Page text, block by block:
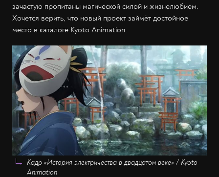
зачастую пропитаны магической силой и жизнелюбием.
Хочется верить, что новый проект займёт достойное
место в каталоге Kyoto Animation.
Кадр «История электричества в двадцатом веке» / Kyoto
Animation